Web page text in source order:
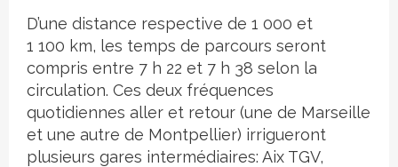
D’une distance respective de 1 000 et
1 100 km, les temps de parcours seront
compris entre 7 h 22 et 7 h 38 selon la
circulation. Ces deux fréquences
quotidiennes aller et retour (une de Marseille
et une autre de Montpellier) irrigueront
plusieurs gares intermédiaires: Aix TGV,